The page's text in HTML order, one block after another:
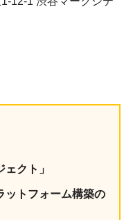
クト」
ットフォーム構築の